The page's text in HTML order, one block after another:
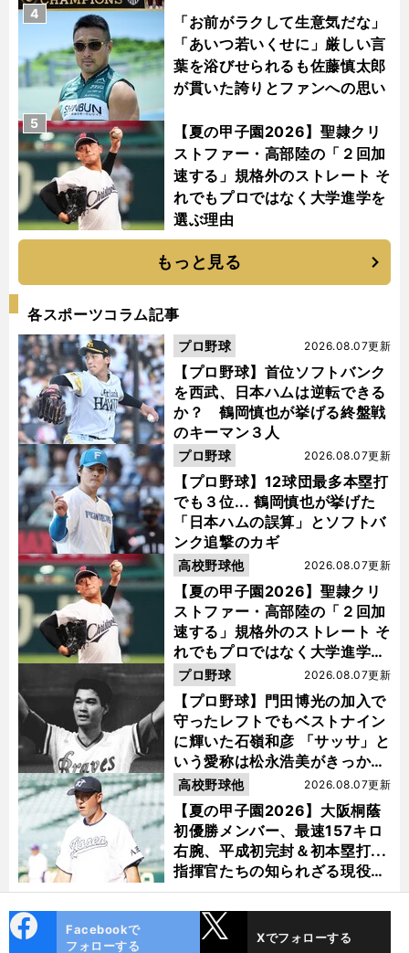
「お前がラクして生意気だな」
「あいつ若いくせに」厳しい言
葉を浴びせられるも佐藤慎太郎
が貫いた誇りとファンへの思い
4
【夏の甲子園2026】聖隷クリ
ストファー・高部陸の「２回加
速する」規格外のストレート そ
れでもプロではなく大学進学を
選ぶ理由
5
もっと見る
各スポーツコラム記事
【プロ野球】首位ソフトバンク
を西武、日本ハムは逆転できる
か？ 鶴岡慎也が挙げる終盤戦
のキーマン３人
2026.08.07更新
プロ野球
【プロ野球】12球団最多本塁打
でも３位... 鶴岡慎也が挙げた
「日本ハムの誤算」とソフトバ
ンク追撃のカギ
2026.08.07更新
プロ野球
【夏の甲子園2026】聖隷クリ
ストファー・高部陸の「２回加
速する」規格外のストレート そ
れでもプロではなく大学進学を
選ぶ理由
2026.08.07更新
高校野球他
【プロ野球】門田博光の加入で
守ったレフトでもベストナイン
に輝いた石嶺和彦 「サッサ」と
いう愛称は松永浩美がきっか
け？
2026.08.07更新
プロ野球
【夏の甲子園2026】大阪桐蔭
初優勝メンバー、最速157キロ
右腕、平成初完封＆初本塁打...
指揮官たちの知られざる現役時
代
2026.08.07更新
高校野球他
ok
Facebookで
フォローする
Xでフォローする